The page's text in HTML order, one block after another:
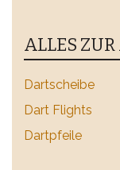
ALLES
Dartscheibe
Dart Flights
Dartpfeile